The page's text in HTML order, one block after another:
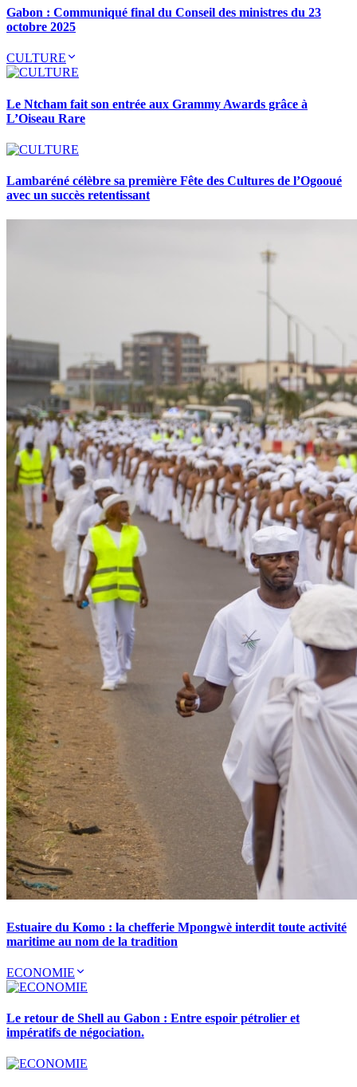
Gabon : Communiqué final du Conseil des ministres du 23
octobre 2025
CULTURE
Le Ntcham fait son entrée aux Grammy Awards grâce à
L’Oiseau Rare
Lambaréné célèbre sa première Fête des Cultures de l’Ogooué
avec un succès retentissant
Estuaire du Komo : la chefferie Mpongwè interdit toute activité
maritime au nom de la tradition
ECONOMIE
Le retour de Shell au Gabon : Entre espoir pétrolier et
impératifs de négociation.